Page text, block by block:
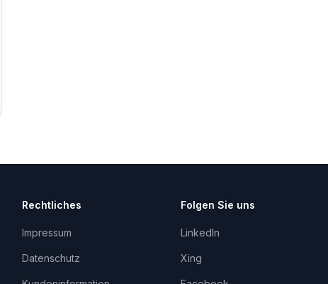
Rechtliches
Impressum
Datenschutz
Folgen Sie uns
LinkedIn
Xing